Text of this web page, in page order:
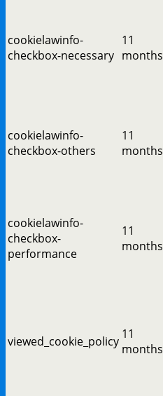
cookielawinfo-
checkbox-necessary
11
months
cookielawinfo-
checkbox-others
11
months
cookielawinfo-
checkbox-
performance
11
months
viewed_cookie_policy 11
months